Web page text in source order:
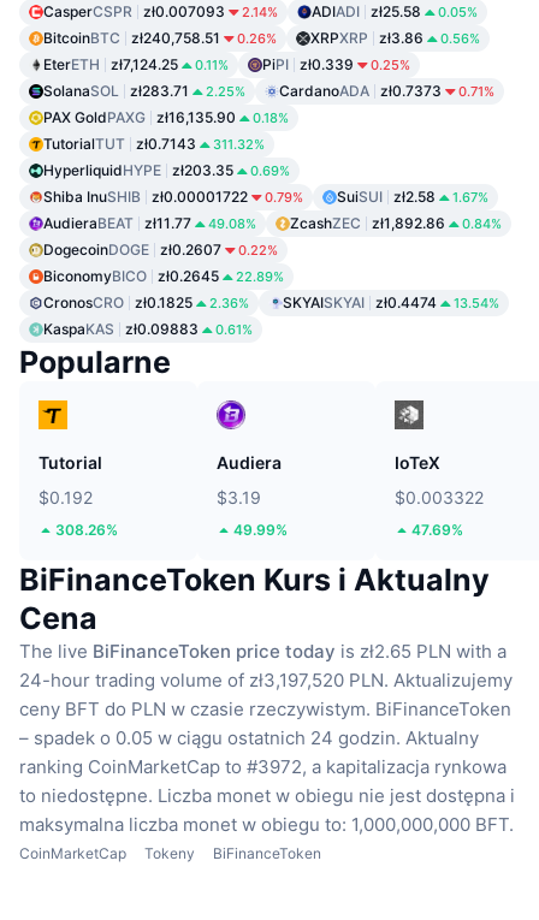
CasperCSPR zł0.007093 2.14% ADIADI zł25.58 0.05%
BitcoinBTC zł240,758.51 0.26% XRPXRP zł3.86 0.56%
EterETH zł7,124.25 0.11% PiPI zł0.339 0.25%
SolanaSOL zł283.71 2.25% CardanoADA zł0.7373 0.71%
PAX GoldPAXG zł16,135.90 0.18%
TutorialTUT zł0.7143 311.32%
HyperliquidHYPE zł203.35 0.69%
Shiba InuSHIB zł0.00001722 0.79% SuiSUI zł2.58 1.67%
AudieraBEAT zł11.77 49.08% ZcashZEC zł1,892.86 0.84%
DogecoinDOGE zł0.2607 0.22%
BiconomyBICO zł0.2645 22.89%
CronosCRO zł0.1825 2.36% SKYAISKYAI zł0.4474 13.54%
KaspaKAS zł0.09883 0.61%
Popularne
Tutorial
$0.192
308.26%
Audiera
$3.19
49.99%
IoTeX
$0.003322
47.69%
BiFinanceToken Kurs i Aktualny
Cena
The live BiFinanceToken price today is zł2.65 PLN with a
24-hour trading volume of zł3,197,520 PLN. Aktualizujemy
ceny BFT do PLN w czasie rzeczywistym. BiFinanceToken
– spadek o 0.05 w ciągu ostatnich 24 godzin. Aktualny
ranking CoinMarketCap to #3972, a kapitalizacja rynkowa
to niedostępne. Liczba monet w obiegu nie jest dostępna i
maksymalna liczba monet w obiegu to: 1,000,000,000 BFT.
CoinMarketCap Tokeny BiFinanceToken